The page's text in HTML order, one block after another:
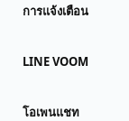
การแจ้งเตือน
LINE VOOM
โอเพนแชท